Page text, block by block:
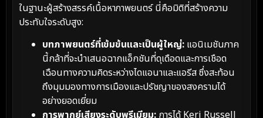
ในฐานะผู้สร้างสรรค์เนื้อหาภาพยนตร์ นี่คือมิติที่สร้างความ
ประทับใจระดับสูง:
บทภาพยนตร์ที่เข้มข้นและเป็นผู้ใหญ่: แอนิเมชันภาค
นี้กล้าที่จะนำเสนอฉากแอ็กชันที่ดุเดือดและการเชือด
เฉือนทางความคิดระหว่างไดแอนาและแอรีส ซึ่งสะท้อน
ถึงมุมมองทางการเมืองและปรัชญาของสงครามได้
อย่างยอดเยี่ยม
การพากย์เสียงระดับพรีเมียม: การได้ Keri Russell